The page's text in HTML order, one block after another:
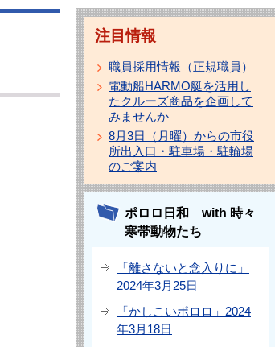
注目情報
職員採用情報（正規職員）
電動船HARMO艇を活用し
たクルーズ商品を企画して
みませんか
8月3日（月曜）からの市役
所出入口・駐車場・駐輪場
のご案内
ポロロ日和 with 時々
寒帯動物たち
「離さないと念入りに」
2024年3月25日
「かしこいポロロ」2024
年3月18日